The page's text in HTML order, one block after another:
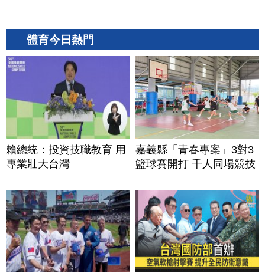
體育今日熱門
賴總統：投資技職教育 用
專業壯大台灣
嘉義縣「青春專案」3對3
籃球賽開打 千人同場競技